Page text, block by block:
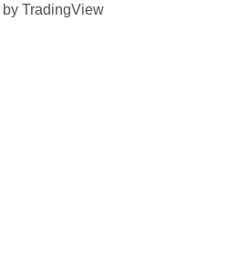
by TradingView